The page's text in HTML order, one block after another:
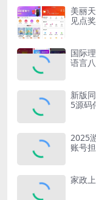
美丽
见点
国际
语言
新版
5源码
2025
账号
家政